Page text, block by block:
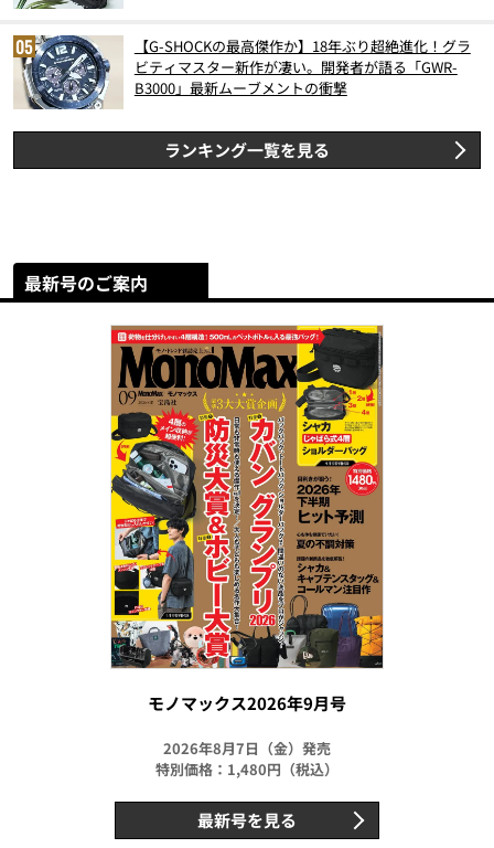
【G-SHOCKの最高傑作か】18年ぶり超絶進化！グラ
ビティマスター新作が凄い。開発者が語る「GWR-
B3000」最新ムーブメントの衝撃
ランキング一覧を見る
最新号のご案内
モノマックス2026年9月号
2026年8月7日（金）発売
特別価格：1,480円（税込）
最新号を見る